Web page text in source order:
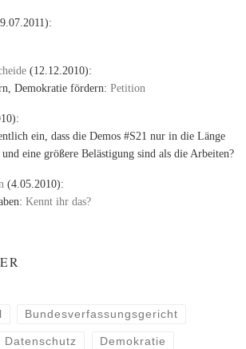
(12.12.2010):
Demokratie fördern: Petition
ein, dass die Demos #S21 nur in die Länge
eine größere Belästigung sind als die Arbeiten?
(4.05.2010):
Kennt ihr das?
Bundesverfassungsgericht
Datenschutz Demokratie